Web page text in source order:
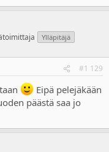
Ylläpitäjä
#1 129
Eipä pelejäkään
päästä saa jo